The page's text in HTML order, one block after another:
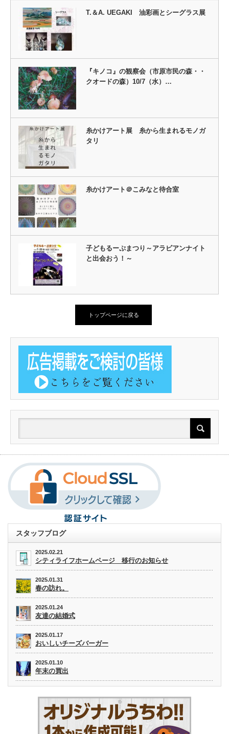
T.＆A. UEGAKI 油彩画とシーグラス展
『キノコ』の観察会（市原市民の森・・
クオードの森）10/7（水）…
糸かけアート展 糸から生まれるモノガ
タリ
糸かけアート＠こみなと待合室
子どもるーぷまつり～アラビアンナイト
と出会おう！～
トップページに戻る
スタッフブログ
2025.02.21
シティライフホームページ 移行のお知らせ
2025.01.31
春の訪れ。
2025.01.24
友達の結婚式
2025.01.17
おいしいチーズバーガー
2025.01.10
年末の買出